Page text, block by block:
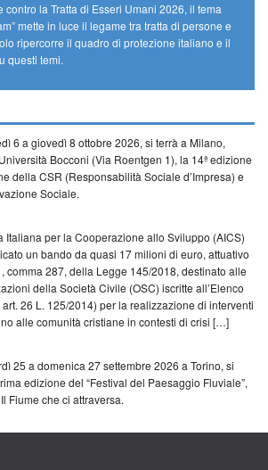
contro la Tratta di Esseri Umani 2026, il tema
mette in luce il legame tra tratta di persone e
ripercorre il quadro di protezione italiano e il
questi temi.
6 a giovedì 8 ottobre 2026, si terrà a Milano,
Bocconi (Via Roentgen 1), la 14ª edizione
della CSR (Responsabilità Sociale d’Impresa) e
Sociale.
Italiana per la Cooperazione allo Sviluppo (AICS)
un bando da quasi 17 milioni di euro, attuativo
comma 287, della Legge 145/2018, destinato alle
della Società Civile (OSC) iscritte all’Elenco
art. 26 L. 125/2014) per la realizzazione di interventi
alle comunità cristiane in contesti di crisi […]
25 a domenica 27 settembre 2026 a Torino, si
edizione del “Festival del Paesaggio Fluviale”,
Fiume che ci attraversa.